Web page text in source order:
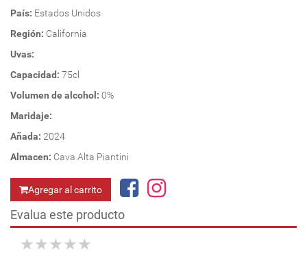
País: Estados Unidos
Región: California
Uvas:
Capacidad: 75cl
Volumen de alcohol: 0%
Maridaje:
Añada: 2024
Almacen: Cava Alta Piantini
Agregar al carrito
Evalua este producto
★
★
★
★
★